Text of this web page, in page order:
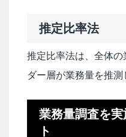
推定比率法
推定比率法は、全体
ダー層が業務量を推測
業務量調査を
ト